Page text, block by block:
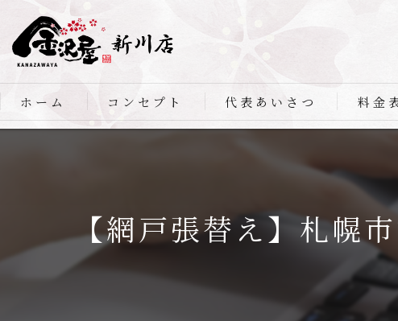
ホーム コンセプト 代表あいさつ 料金
【網戸張替え】札幌